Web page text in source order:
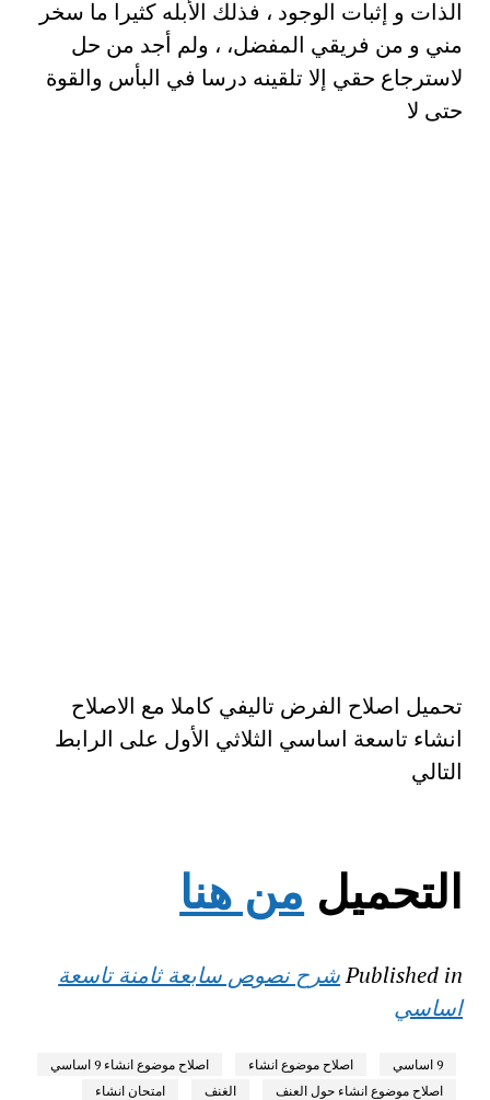
الذات و إثبات الوجود ، فذلك الأبله كثيرا ما سخر
مني و من فريقي المفضل، ، ولم أجد من حل
لاسترجاع حقي إلا تلقينه درسا في البأس والقوة
حتى لا
تحميل اصلاح الفرض تاليفي كاملا مع الاصلاح
انشاء تاسعة اساسي الثلاثي الأول على الرابط
التالي
التحميل من هنا
Published inشرح نصوص سابعة ثامنة تاسعة
اساسي
9 اساسي اصلاح موضوع انشاء
اصلاح موضوع انشاء 9 اساسي
اصلاح موضوع انشاء حول العنف
الغنف
امتحان انشاء